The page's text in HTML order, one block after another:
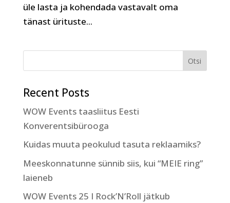
üle lasta ja kohendada vastavalt oma
tänast ürituste...
Recent Posts
WOW Events taasliitus Eesti
Konverentsibürooga
Kuidas muuta peokulud tasuta reklaamiks?
Meeskonnatunne sünnib siis, kui “MEIE ring”
laieneb
WOW Events 25 I Rock’N’Roll jätkub